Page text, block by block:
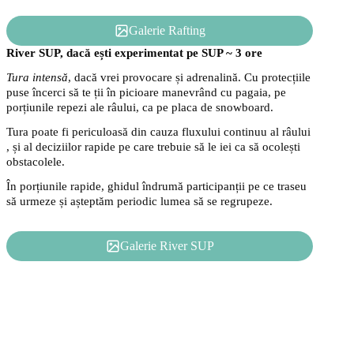
Galerie Rafting
River SUP, dacă ești experimentat pe SUP ~ 3 ore
Tura intensă, dacă vrei provocare și adrenalină. Cu protecțiile
puse încerci să te ții în picioare manevrând cu pagaia, pe
porțiunile repezi ale râului, ca pe placa de snowboard.
Tura poate fi periculoasă din cauza fluxului continuu al râului
, și al deciziilor rapide pe care trebuie să le iei ca să ocolești
obstacolele.
În porțiunile rapide, ghidul îndrumă participanții pe ce traseu
să urmeze și așteptăm periodic lumea să se regrupeze.
Galerie River SUP